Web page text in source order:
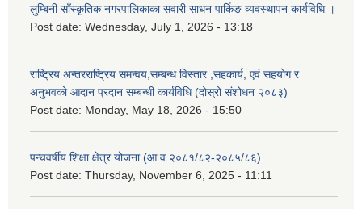
लुम्बिनी साँस्कृतिक नगरपालिकाका सवारी साधन पार्किङ व्यवस्थापन कार्यविधि ।
Post date: Wednesday, July 1, 2026 - 13:18
राष्ट्रिय अन्तरराष्ट्रिय समन्वय,सम्बन्ध विस्तार ,सहकार्य, एवं सहयोग र
अनुभवको आदान प्रदान सम्बन्धी कार्यविधि (दोस्रो संशोधन २०८३)
Post date: Monday, May 18, 2026 - 15:50
पन्चवर्षीय शिक्षा क्षेत्र योजना (आ.व २०८१/८२-२०८५/८६)
Post date: Thursday, November 6, 2025 - 11:11